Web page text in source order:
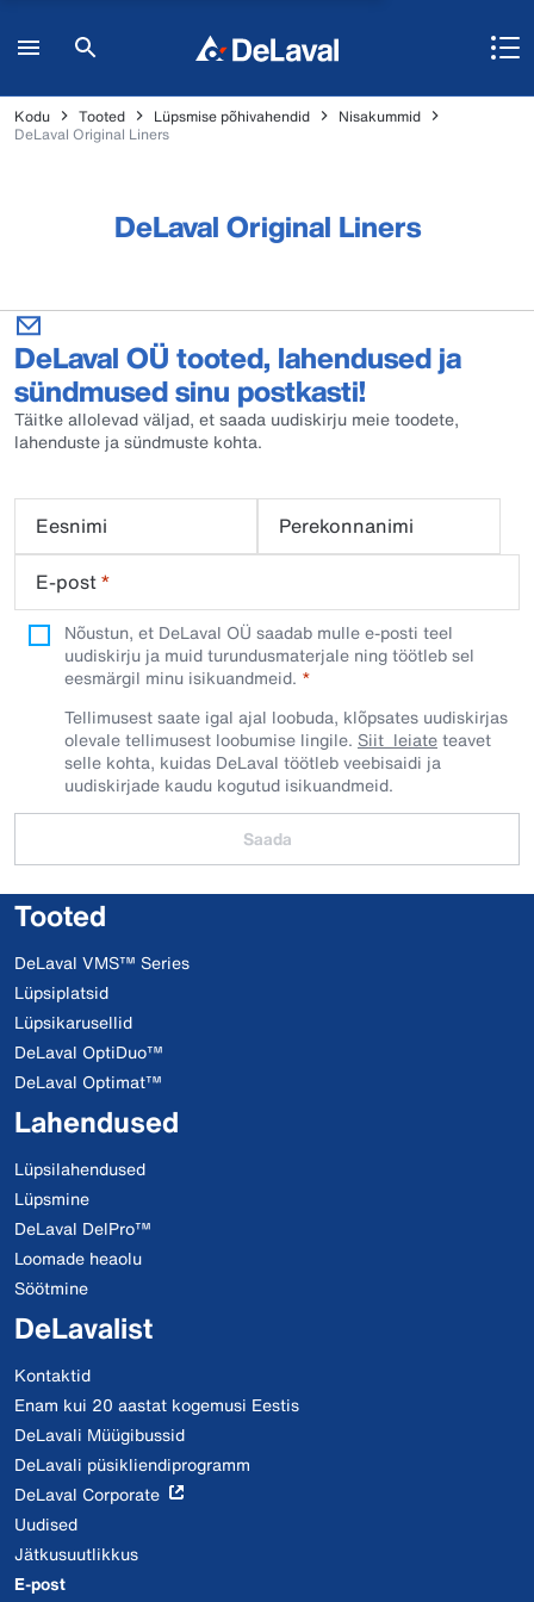
Kodu Tooted Lüpsmise põhivahendid
Nisakummid
DeLaval Original Liners
DeLaval Original Liners
DeLaval OÜ tooted, lahendused ja
sündmused sinu postkasti!
Täitke allolevad väljad, et saada uudiskirju meie toodete,
lahenduste ja sündmuste kohta.
Eesnimi
Perekonnanimi
E-post*
Nõustun, et DeLaval OÜ saadab mulle e-posti teel
uudiskirju ja muid turundusmaterjale ning töötleb sel
eesmärgil minu isikuandmeid.​
Tellimusest saate igal ajal loobuda, klõpsates uudiskirjas
olevale tellimusest loobumise lingile. Siit leiateteavet
selle kohta, kuidas DeLaval töötleb veebisaidi ja
uudiskirjade kaudu kogutud isikuandmeid.
Saada
Tooted
DeLaval VMS™ Series
Lüpsiplatsid
Lüpsikarusellid
DeLaval OptiDuo™
DeLaval Optimat™
Lahendused
Lüpsilahendused
Lüpsmine
DeLaval DelPro™
Loomade heaolu
Söötmine
DeLavalist
Kontaktid
Enam kui 20 aastat kogemusi Eestis
DeLavali Müügibussid
DeLavali püsikliendiprogramm
DeLaval Corporate
Uudised
Jätkusuutlikkus
E-post